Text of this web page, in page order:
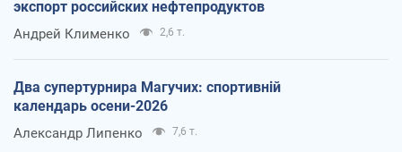
экспорт российских нефтепродуктов
Андрей Клименко 2,6 т.
Два супертурнира Магучих: спортивній
календарь осени-2026
Александр Липенко 7,6 т.